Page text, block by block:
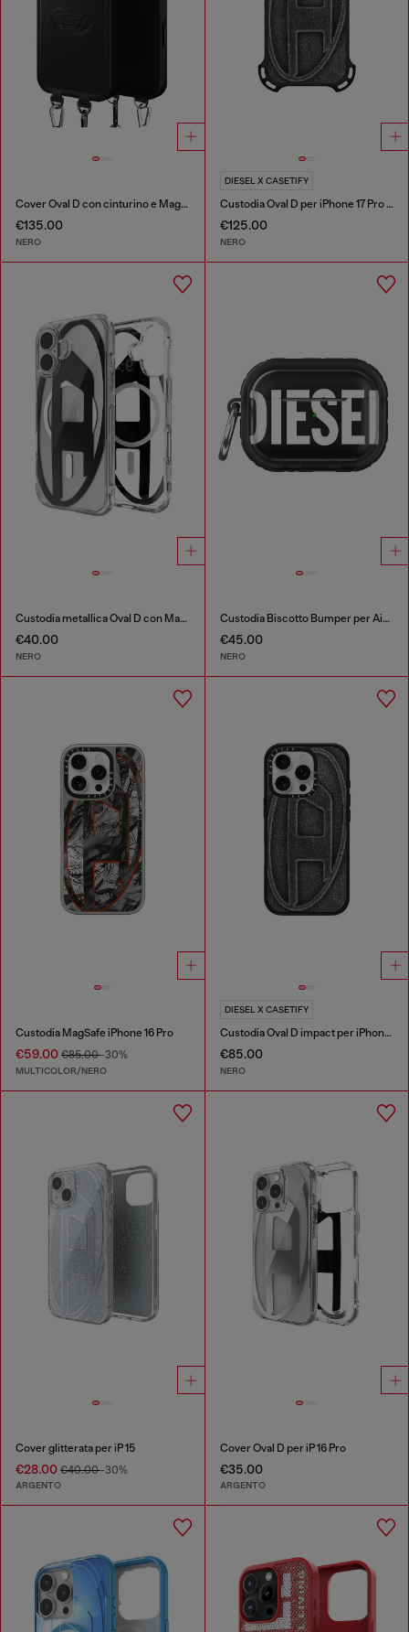
Cover Oval D con cinturino e MagSafe per iPhone 17 Pro Max
€135.00
NERO
DIESEL X CASETIFY
Custodia Oval D per iPhone 17 Pro Max
€125.00
NERO
Custodia metallica Oval D con Magsafe per iPhone 17
€40.00
NERO
Custodia Biscotto Bumper per Airpods Pro / Pro 2
€45.00
NERO
Custodia MagSafe iPhone 16 Pro
€59.00 €85.00-30%
MULTICOLOR/NERO
DIESEL X CASETIFY
Custodia Oval D impact per iPhone 16 Pro
€85.00
NERO
Cover glitterata per iP 15
€28.00 €40.00-30%
ARGENTO
Cover Oval D per iP 16 Pro
€35.00
ARGENTO